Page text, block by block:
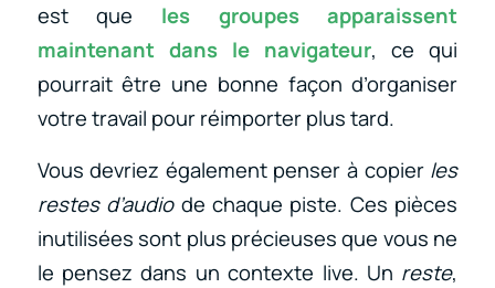
est que les groupes apparaissent
maintenant dans le navigateur, ce qui
pourrait être une bonne façon d’organiser
votre travail pour réimporter plus tard.
Vous devriez également penser à copier les
restes d’audiode chaque piste. Ces pièces
inutilisées sont plus précieuses que vous ne
le pensez dans un contexte live. Un reste,